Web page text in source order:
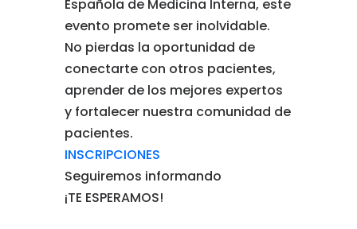
Española de Medicina Interna, este
evento promete ser inolvidable.
No pierdas la oportunidad de
conectarte con otros pacientes,
aprender de los mejores expertos
y fortalecer nuestra comunidad de
pacientes.
INSCRIPCIONES
Seguiremos informando
¡TE ESPERAMOS!